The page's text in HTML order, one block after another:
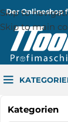
Skip to
Skip to main
Der Onlineshop
Kategorien